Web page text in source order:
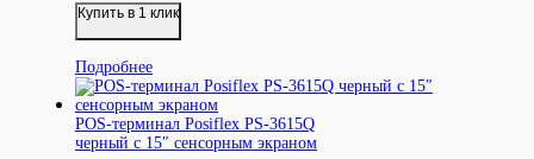
Купить в 1 клик
Подробнее
POS-терминал Posiflex PS-3615Q
черный с 15″ cенсорным экраном